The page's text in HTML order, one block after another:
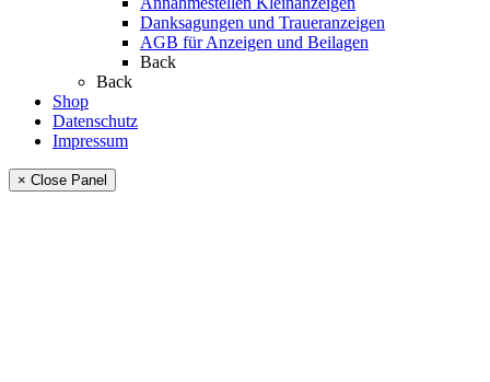
Danksagungen und Traueranzeigen
AGB für Anzeigen und Beilagen
Back
Back
Shop
Datenschutz
Impressum
× Close Panel